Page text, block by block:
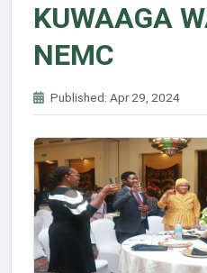
KUWAAGA
NEMC
Published: Apr 29, 2024